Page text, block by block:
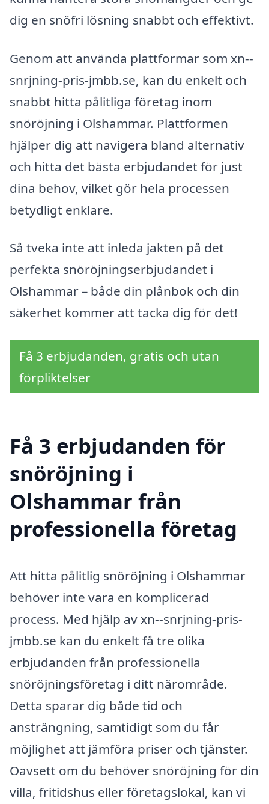
dig en snöfri lösning snabbt och effektivt.
Genom att använda plattformar som xn--
snrjning-pris-jmbb.se, kan du enkelt och
snabbt hitta pålitliga företag inom
snöröjning i Olshammar. Plattformen
hjälper dig att navigera bland alternativ
och hitta det bästa erbjudandet för just
dina behov, vilket gör hela processen
betydligt enklare.
Så tveka inte att inleda jakten på det
perfekta snöröjningserbjudandet i
Olshammar – både din plånbok och din
säkerhet kommer att tacka dig för det!
Få 3 erbjudanden, gratis och utan
förpliktelser
Få 3 erbjudanden för
snöröjning i
Olshammar från
professionella företag
Att hitta pålitlig snöröjning i Olshammar
behöver inte vara en komplicerad
process. Med hjälp av xn--snrjning-pris-
jmbb.se kan du enkelt få tre olika
erbjudanden från professionella
snöröjningsföretag i ditt närområde.
Detta sparar dig både tid och
ansträngning, samtidigt som du får
möjlighet att jämföra priser och tjänster.
Oavsett om du behöver snöröjning för din
villa, fritidshus eller företagslokal, kan vi